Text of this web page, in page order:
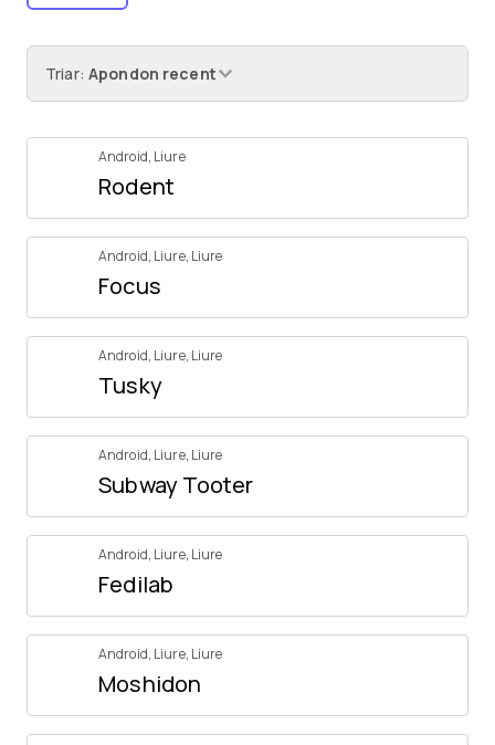
Triar: Apondon recent
Android, Liure
Rodent
Android, Liure, Liure
Focus
Android, Liure, Liure
Tusky
Android, Liure, Liure
Subway Tooter
Android, Liure, Liure
Fedilab
Android, Liure, Liure
Moshidon